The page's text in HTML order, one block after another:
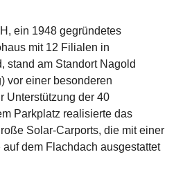
ein 1948 gegründetes
mit 12 Filialen in
stand am Standort Nagold
vor einer besonderen
Unterstützung der 40
Parkplatz realisierte das
Solar-Carports, die mit einer
dem Flachdach ausgestattet